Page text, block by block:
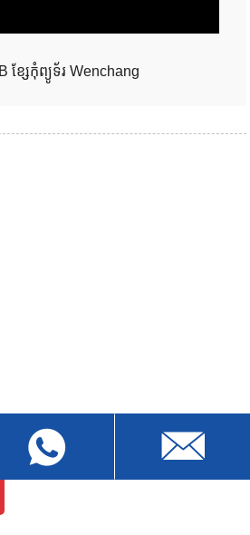
ខ្សែកុំព្យូទ័រ Wenchang
បស់យើង ឬតារាងតម្លៃ សូមទុកអ៊ីមែលរបស់
ទងទៅក្នុងរយៈពេល 24 ម៉ោង។